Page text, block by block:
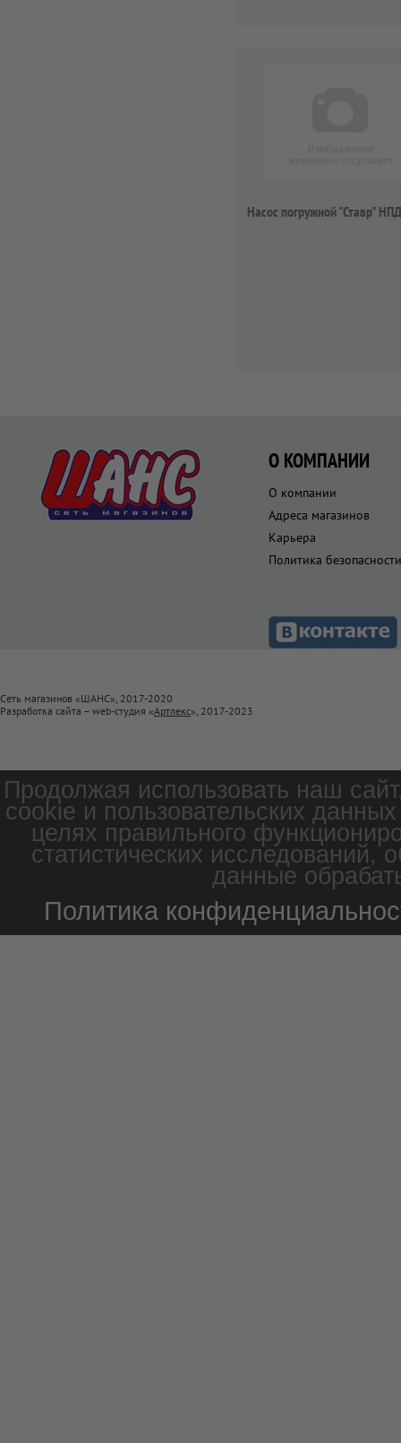
Насос погружной "Ставр"
О КОМПАНИИ
О компании
Адреса магазинов
Карьера
Политика безопасности
Сеть магазинов «ШАНС», 2017-2020
Разработка сайта – web-студия «Артлекс», 2017-2023
Продолжая использовать наш
cookie и пользовательских
целях правильного
статистических
данные
Политика